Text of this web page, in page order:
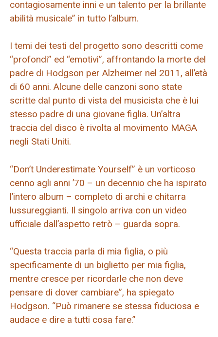
contagiosamente inni e un talento per la brillante
abilità musicale” in tutto l’album.
I temi dei testi del progetto sono descritti come
“profondi” ed “emotivi”, affrontando la morte del
padre di Hodgson per Alzheimer nel 2011, all’età
di 60 anni. Alcune delle canzoni sono state
scritte dal punto di vista del musicista che è lui
stesso padre di una giovane figlia. Un’altra
traccia del disco è rivolta al movimento MAGA
negli Stati Uniti.
“Don’t Underestimate Yourself” è un vorticoso
cenno agli anni ’70 – un decennio che ha ispirato
l’intero album – completo di archi e chitarra
lussureggianti. Il singolo arriva con un video
ufficiale dall’aspetto retrò – guarda sopra.
“Questa traccia parla di mia figlia, o più
specificamente di un biglietto per mia figlia,
mentre cresce per ricordarle che non deve
pensare di dover cambiare”, ha spiegato
Hodgson. “Può rimanere se stessa fiduciosa e
audace e dire a tutti cosa fare.”